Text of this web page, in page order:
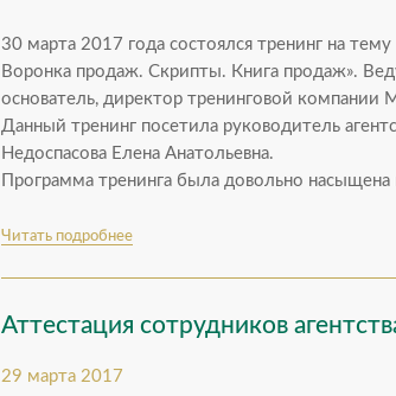
30 марта 2017 года состоялся тренинг на
Воронка продаж. Скрипты. Книга продаж».
основатель, директор тренинговой
Данный тренинг посетила руководитель
Недоспасова Елена Анатольевна.
Программа тренинга была довольно насыщена
Читать подробнее
Аттестация сотрудников
29 марта 2017